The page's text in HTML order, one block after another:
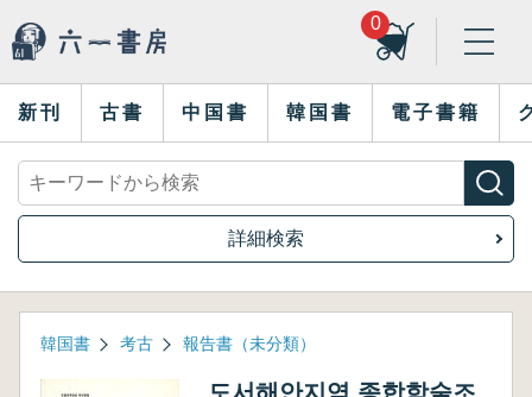
0
新刊 古書 中国書 韓国書 電子書籍
詳細検索
韓国書 考古 報告書（未分類）